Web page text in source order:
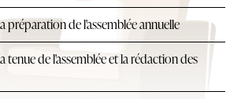
préparation de l'assemblée annuelle
tenue de l'assemblée et la rédaction des